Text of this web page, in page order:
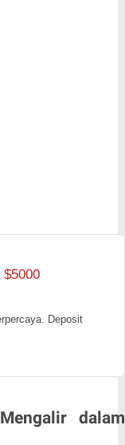
Deposit
dalam